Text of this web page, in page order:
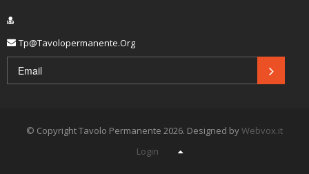
Tp@tavolopermanente.org
© Copyright Tavolo Permanente 2026. Designed byWebvox.it
Login